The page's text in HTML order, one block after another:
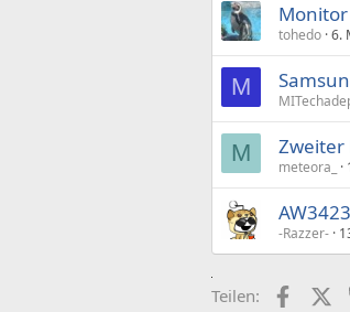
tohedo 6.
M
M Zweiter
meteora_
-Razzer-
Teilen: